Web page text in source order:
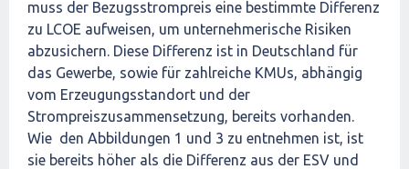
muss der Bezugsstrompreis eine bestimmte Differenz
zu LCOE aufweisen, um unternehmerische Risiken
abzusichern. Diese Differenz ist in Deutschland für
das Gewerbe, sowie für zahlreiche KMUs, abhängig
vom Erzeugungsstandort und der
Strompreiszusammensetzung, bereits vorhanden.
Wie den Abbildungen 1 und 3 zu entnehmen ist, ist
sie bereits höher als die Differenz aus der ESV und